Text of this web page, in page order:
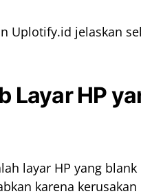
Uplotify.id jelaskan
Layar HP
layar HP yang
karena